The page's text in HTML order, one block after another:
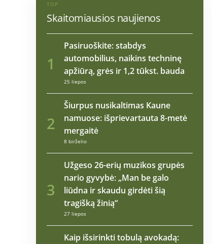
TOP
Skaitomiausios naujienos
1
Pasiruoškite: stabdys
automobilius, naikins techninę
apžiūrą, grės ir 1,2 tūkst. bauda
25 liepos
2
Šiurpus nusikaltimas Kaune
namuose: išprievartauta 8-metė
mergaitė
8 birželio
3
Užgeso 26-erių muzikos grupės
nario gyvybė: „Man be galo
liūdna ir skaudu girdėti šią
tragišką žinią“
27 liepos
Kaip išsirinkti tobulą avokadą: